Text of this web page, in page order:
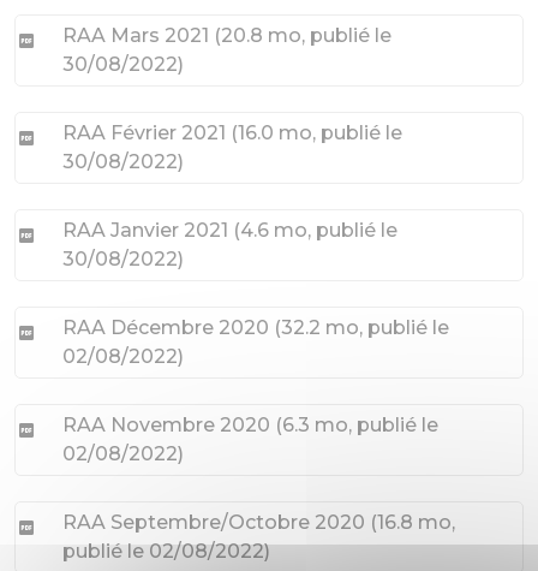
RAA Mars 2021 (20.8 mo, publié le
30/08/2022)
RAA Février 2021 (16.0 mo, publié le
30/08/2022)
RAA Janvier 2021 (4.6 mo, publié le
30/08/2022)
RAA Décembre 2020 (32.2 mo, publié le
02/08/2022)
RAA Novembre 2020 (6.3 mo, publié le
02/08/2022)
RAA Septembre/Octobre 2020 (16.8 mo,
publié le 02/08/2022)